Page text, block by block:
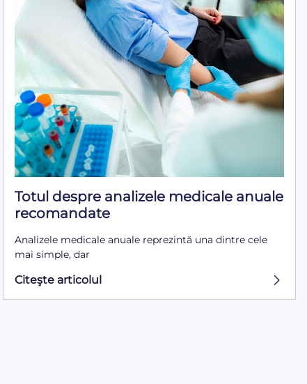
Totul despre analizele medicale anuale
recomandate
Analizele medicale anuale reprezintă una dintre cele
mai simple, dar
Citeşte articolul